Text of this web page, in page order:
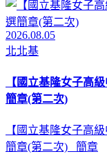
2026.08.05
北北基
【國立基隆女子高
簡章(第二次)
【國立基隆女子高
簡章(第二次) 簡章